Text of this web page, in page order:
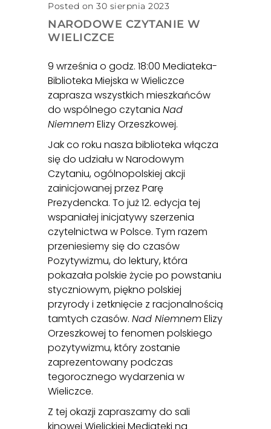
Posted on 30 sierpnia 2023
NARODOWE CZYTANIE W
WIELICZCE
9 września o godz. 18:00 Mediateka-
Biblioteka Miejska w Wieliczce
zaprasza wszystkich mieszkańców
do wspólnego czytania Nad
NiemnemElizy Orzeszkowej.
Jak co roku nasza biblioteka włącza
się do udziału w Narodowym
Czytaniu, ogólnopolskiej akcji
zainicjowanej przez Parę
Prezydencka. To już 12. edycja tej
wspaniałej inicjatywy szerzenia
czytelnictwa w Polsce. Tym razem
przeniesiemy się do czasów
Pozytywizmu, do lektury, która
pokazała polskie życie po powstaniu
styczniowym, piękno polskiej
przyrody i zetknięcie z racjonalnością
tamtych czasów. Nad NiemnemElizy
Orzeszkowej to fenomen polskiego
pozytywizmu, który zostanie
zaprezentowany podczas
tegorocznego wydarzenia w
Wieliczce.
Z tej okazji zapraszamy do sali